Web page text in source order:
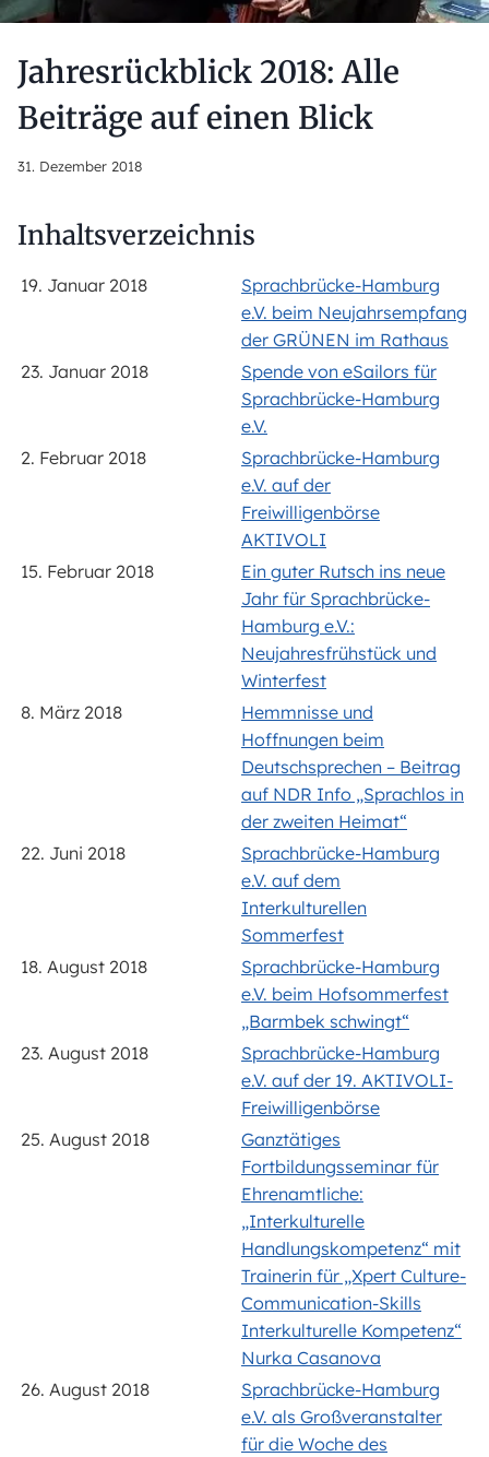
Jahresrückblick 2018: Alle
Beiträge auf einen Blick
31. Dezember 2018
Inhaltsverzeichnis
19. Januar 2018
Sprachbrücke-Hamburg
e.V. beim Neujahrsempfang
der GRÜNEN im Rathaus
23. Januar 2018
Spende von eSailors für
Sprachbrücke-Hamburg
e.V.
2. Februar 2018
Sprachbrücke-Hamburg
e.V. auf der
Freiwilligenbörse
AKTIVOLI
15. Februar 2018
Ein guter Rutsch ins neue
Jahr für Sprachbrücke-
Hamburg e.V.:
Neujahresfrühstück und
Winterfest
8. März 2018
Hemmnisse und
Hoffnungen beim
Deutschsprechen – Beitrag
auf NDR Info „Sprachlos in
der zweiten Heimat“
22. Juni 2018
Sprachbrücke-Hamburg
e.V. auf dem
Interkulturellen
Sommerfest
18. August 2018
Sprachbrücke-Hamburg
e.V. beim Hofsommerfest
„Barmbek schwingt“
23. August 2018
Sprachbrücke-Hamburg
e.V. auf der 19. AKTIVOLI-
Freiwilligenbörse
25. August 2018
Ganztätiges
Fortbildungsseminar für
Ehrenamtliche:
„Interkulturelle
Handlungskompetenz“ mit
Trainerin für „Xpert Culture-
Communication-Skills
Interkulturelle Kompetenz“
Nurka Casanova
26. August 2018
Sprachbrücke-Hamburg
e.V. als Großveranstalter
für die Woche des